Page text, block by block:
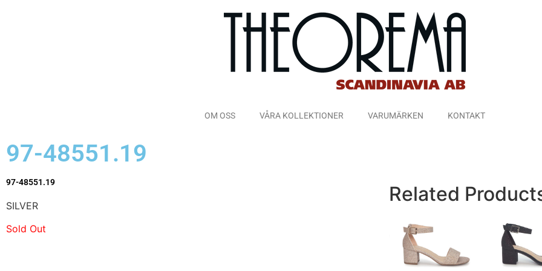
OM OSS VÅRA KOLLEKTIONER VARUMÄRKEN KONTAKT
97-48551.19
97-48551.19
SILVER
Sold Out
Related